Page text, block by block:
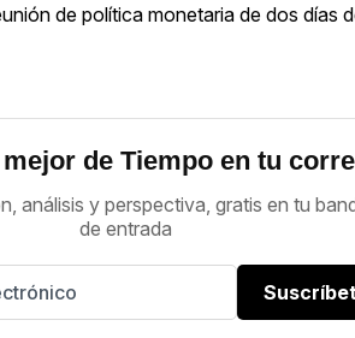
de política monetaria de dos días
de Tiempo en tu
análisis y perspectiva, gratis en tu
de entrada